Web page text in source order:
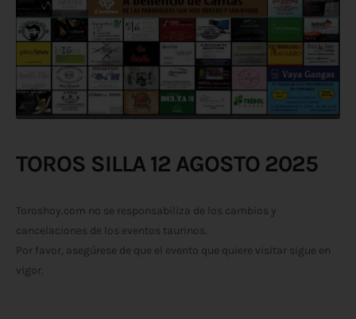
TOROS SILLA 12 AGOSTO 2025
Toroshoy.com no se responsabiliza de los cambios y
cancelaciones de los eventos taurinos.
Por favor, asegúrese de que el evento que quiere visitar sigue en
vigor.